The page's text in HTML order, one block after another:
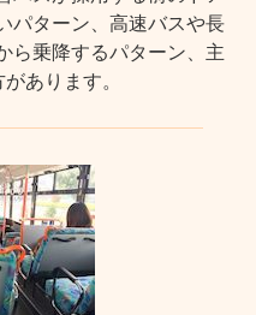
パターン、高速バスや長
ら乗降するパターン、主
あります。